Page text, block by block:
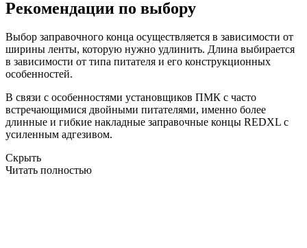
Рекомендации по выбору
Выбор заправочного конца осуществляется в зависимости от
ширины ленты, которую нужно удлинить. Длина выбирается
в зависимости от типа питателя и его конструкционных
особенностей.
В связи с особенностями установщиков ПМК с часто
встречающимися двойными питателями, именно более
длинные и гибкие накладные заправочные концы REDXL с
усиленным адгезивом.
Скрыть
Читать полностью